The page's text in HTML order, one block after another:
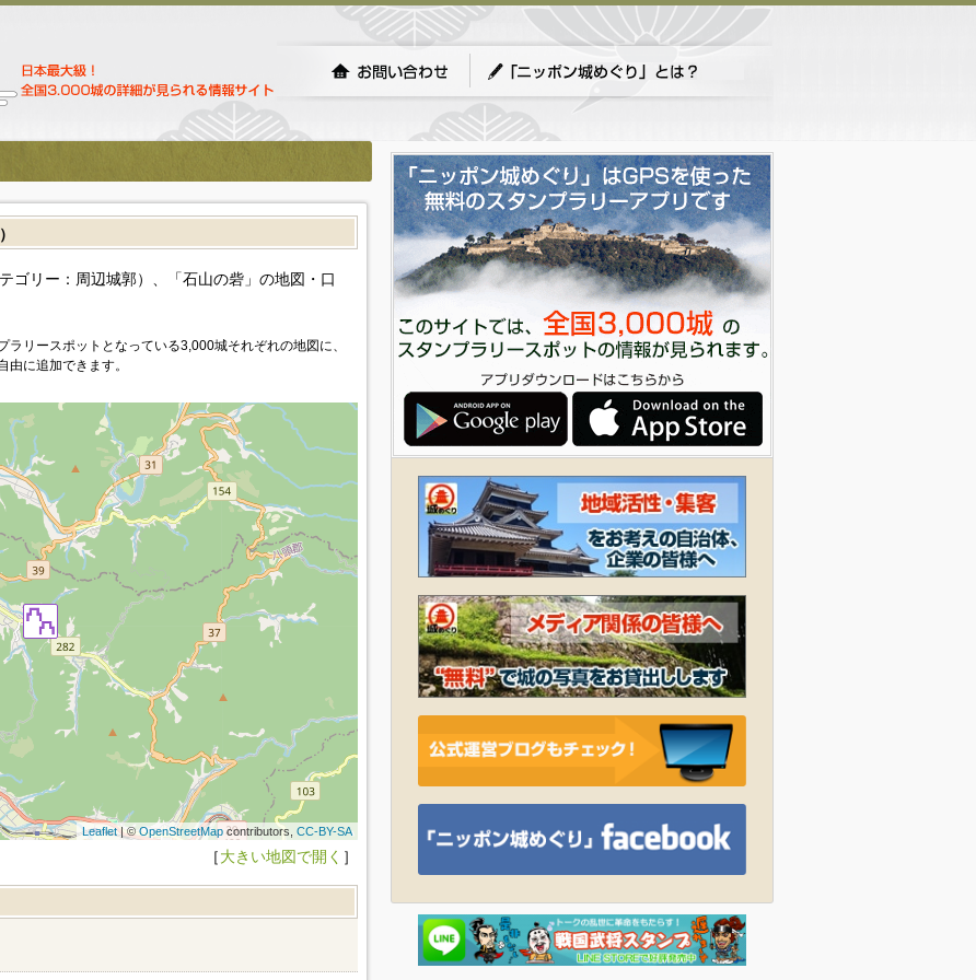
ゴリー：周辺城郭）、「石山の砦」の地図・口
ラリースポットとなっている3,000城それぞれの地図に、
に追加できます。
Leaflet| ©OpenStreetMapcontributors, CC-BY-SA
［大きい地図で開く ］